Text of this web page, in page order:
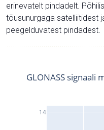
erinevatelt pindadelt.
tõusunurgaga satelliitidest
peegelduvatest pindadest.
14
GLONASS signaali